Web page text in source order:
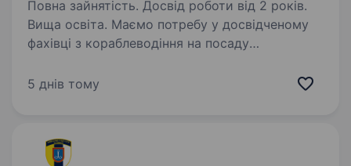
Повна зайнятість. Досвід роботи від 2 років.
Вища освіта. Маємо потребу у досвідченому
фахівці з кораблеводіння на посаду
за організацію штурманської служби,
5 днів тому